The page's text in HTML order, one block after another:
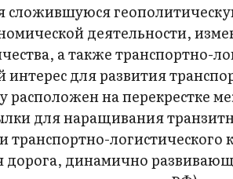
сложившуюся
деятельности,
а также транспортно-
интерес для развития
расположен на перекрестке
для наращивания
транспортно-логистического
дорога, динамично